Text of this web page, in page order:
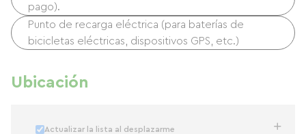
pago).
Punto de recarga eléctrica (para baterías de
bicicletas eléctricas, dispositivos GPS, etc.)
Ubicación
Actualizar la lista al desplazarme